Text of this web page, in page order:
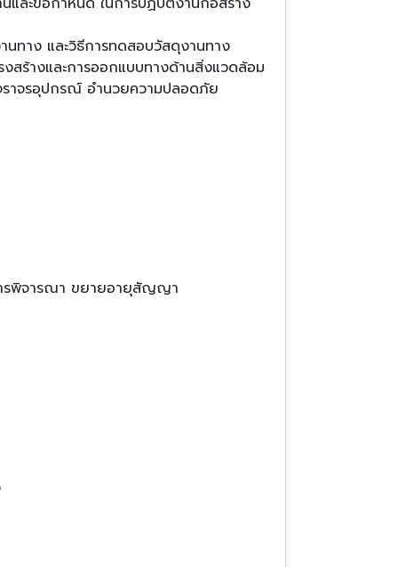
ทาง และวิธีการทดสอบวัสดุงานทาง
สร้างและการออกแบบทางด้านสิ่งแวดล้อม
าจรอุปกรณ์ อำนวยความปลอดภัย
ารพิจารณา ขยายอายุสัญญา